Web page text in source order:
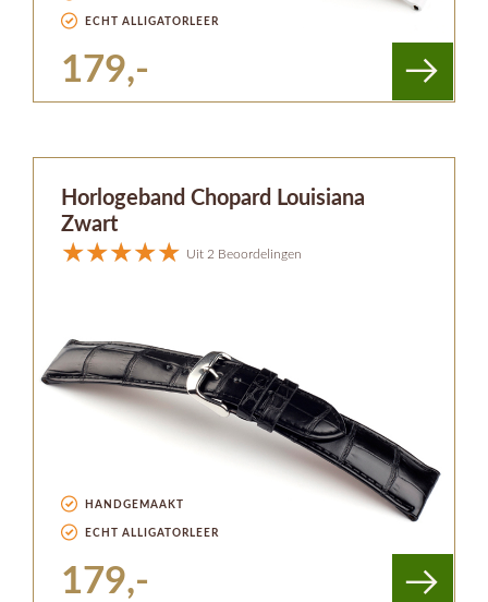
ECHT ALLIGATORLEER
179,-
Horlogeband Chopard Louisiana
Zwart
Uit 2 Beoordelingen
HANDGEMAAKT
ECHT ALLIGATORLEER
179,-